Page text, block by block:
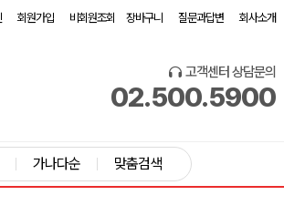
회원가입 비회원조회 장바구니 질문과답변 회사소개
고객센터 상담문의
02.500.5900
가나다순 맞춤검색